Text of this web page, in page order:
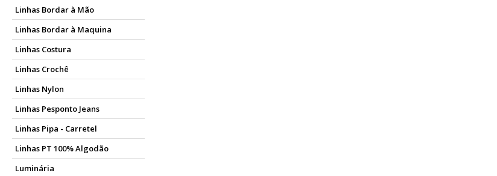
Linhas Bordar à Mão
Linhas Bordar à Maquina
Linhas Costura
Linhas Crochê
Linhas Nylon
Linhas Pesponto Jeans
Linhas Pipa - Carretel
Linhas PT 100% Algodão
Luminária